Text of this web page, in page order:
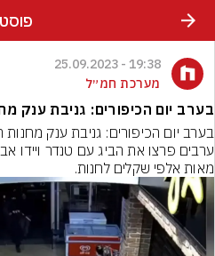
פוסט
19:38 - 25.09.2023
מערכת חמ״ל
בערב יום הכיפורים: גניבת ענק
מאות אלפי שקלים לחנות.